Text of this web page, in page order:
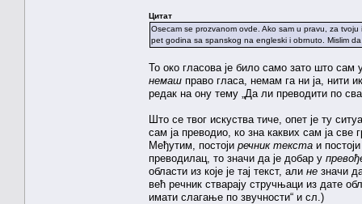
Цитат
Osecam se prozvanom ovde. Ako sam u pravu, za
pet godina sa spanskog na engleski i obrnuto. Mislim
То око гласова је било само зато што сам
немаш право гласа, немам га ни ја, нити
редак на ону тему „Да ли преводити по
Што се твог искуства тиче, опет је ту
сам ја преводио, ко зна каквих сам ја све
Међутим, постоји речник текста и
преводилац, то значи да је добар у
области из које је тај текст, али не значи
већ речник стварају стручњаци из дате
имати слагање по звучности“ и сл.)